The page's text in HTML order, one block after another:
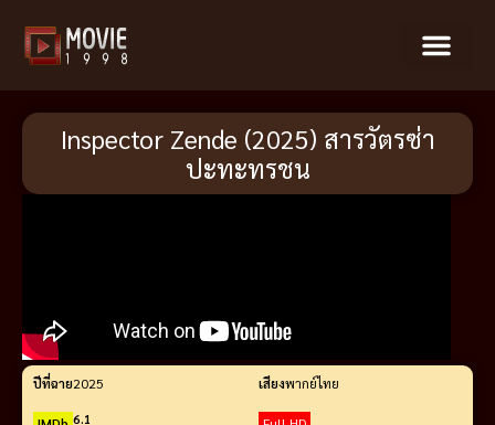
Inspector Zende (2025) สารวัตรซ่า
ปะทะทรชน
ปีที่ฉาย2025 เสียงพากย์ไทย
6.1